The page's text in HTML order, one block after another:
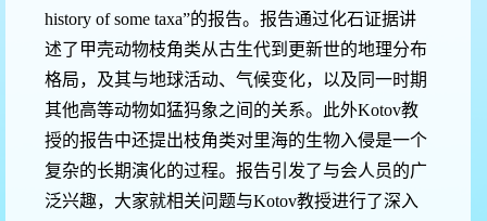
history of some taxa”的报告。报告通过化石证据讲
述了甲壳动物枝角类从古生代到更新世的地理分布
格局，及其与地球活动、气候变化，以及同一时期
其他高等动物如猛犸象之间的关系。此外Kotov教
授的报告中还提出枝角类对里海的生物入侵是一个
复杂的长期演化的过程。报告引发了与会人员的广
泛兴趣，大家就相关问题与Kotov教授进行了深入